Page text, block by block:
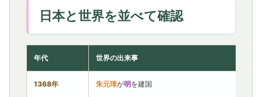
日本と世界を並べて確認
年代 世界の出来事
1368年 朱元璋が明を建国